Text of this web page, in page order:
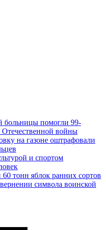
больницы помогли 99-
Отечественной войны
на газоне оштрафовали
и спортом
60 тонн яблок ранних сортов
символа воинской